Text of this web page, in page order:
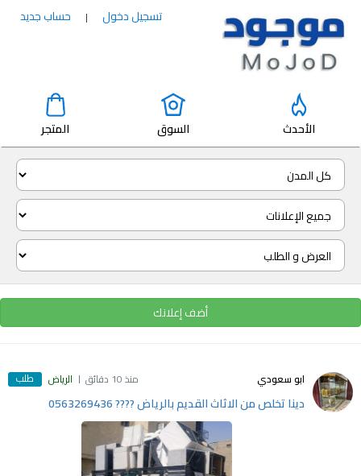
تسجيل دخول | حساب جديد
الأحدث السوق المتجر
أضف إعلانك
ابو سعودي منذ 10 دقائق الرياض طلب
دينا تخلص من الاثاث القديم بالرياض ???? 0563269436